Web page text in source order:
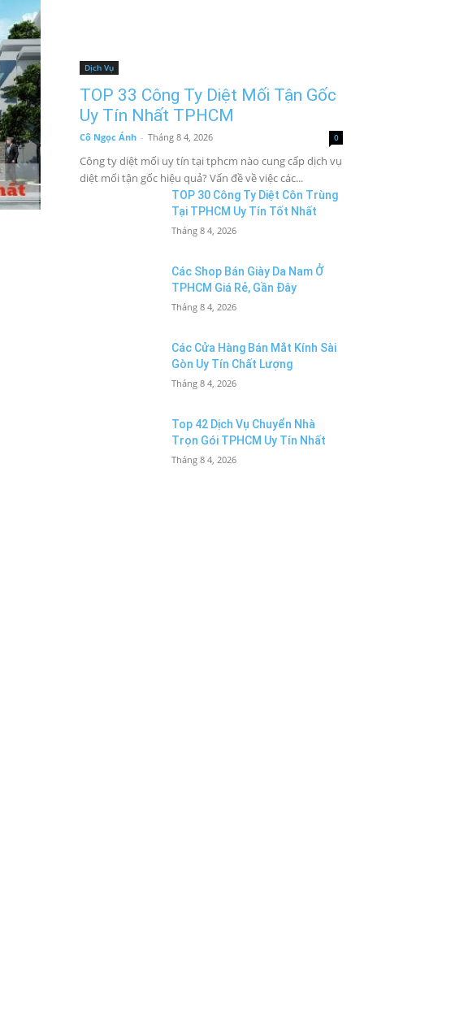
Dịch Vụ
TOP 33 Công Ty Diệt Mối Tận Gốc
Uy Tín Nhất TPHCM
Cô Ngọc Ánh - Tháng 8 4, 2026 0
Công ty diệt mối uy tín tại tphcm nào cung cấp dịch vụ
diệt mối tận gốc hiệu quả? Vấn đề về việc các...
TOP 30 Công Ty Diệt Côn Trùng
Tại TPHCM Uy Tín Tốt Nhất
Tháng 8 4, 2026
Các Shop Bán Giày Da Nam Ở
TPHCM Giá Rẻ, Gần Đây
Tháng 8 4, 2026
Các Cửa Hàng Bán Mắt Kính Sài
Gòn Uy Tín Chất Lượng
Tháng 8 4, 2026
Top 42 Dịch Vụ Chuyển Nhà
Trọn Gói TPHCM Uy Tín Nhất
Tháng 8 4, 2026